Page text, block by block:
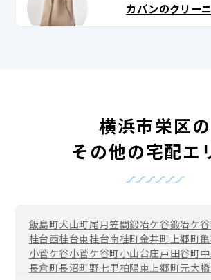
カバンのクリー
横浜市栄区の
その他の宅配エ
飯島町犬山町尾月笠間鍛冶ケ谷鍛冶ケ
桂台西桂台東桂台南桂町金井町上郷町
小菅ケ谷小菅ケ谷町小山台庄戸田谷町
長倉町長沼町野七里 柏陽東上郷町元大橋